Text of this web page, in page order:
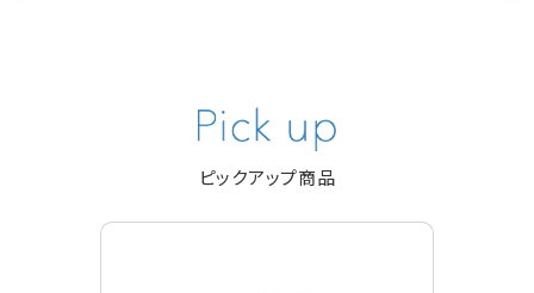
ピックアップ商品